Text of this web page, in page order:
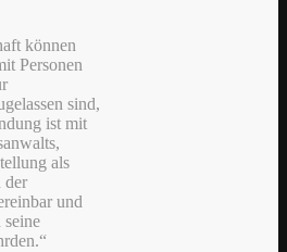
können
Personen
sind,
ist mit
als
der
und
seine